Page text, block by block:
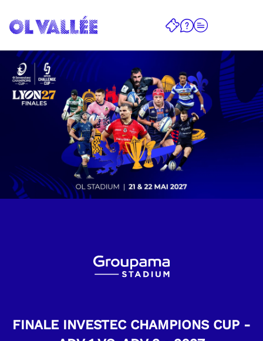
FINALE INVESTEC CHAMPIONS CUP -